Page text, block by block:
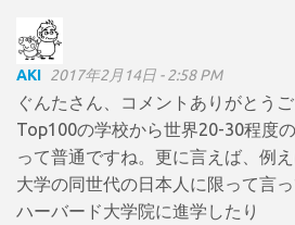
AKI 2017年2月14日 - 2:58 PM
ぐんたさん、コメントありがとうご
Top100の学校から世界20-30程度
って普通ですね。更に言えば、例
大学の同世代の日本人に限って言
ハーバード大学院に進学したり